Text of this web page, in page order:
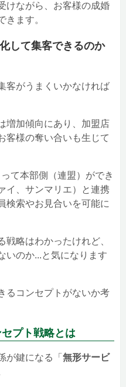
けながら、お客様の成婚
きます。
して集客できるのか
客がうまくいかなければ
増加傾向にあり、加盟店
客様の奪い合いも生じて
て本部側（連盟）ができ
イ、サンマリエ）と連携
検索やお見合いを可能に
略はわかったけれど、
いのか...と気になります
るコンセプトがないか考
プト戦略とは
が鍵になる「 無形サービ